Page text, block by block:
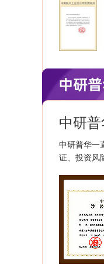
开拓更多、更丰富的资讯
中研
中研普华一
证、投资风